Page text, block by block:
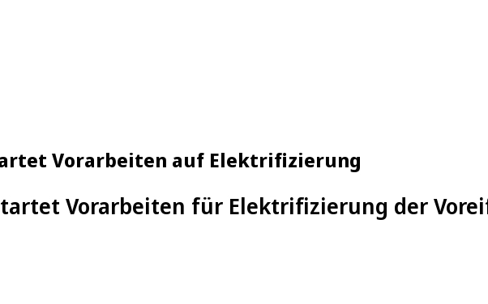
Vorarbeiten auf Elektrifizierung
Vorarbeiten für Elektrifizierung der